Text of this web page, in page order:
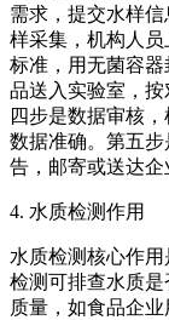
需求，提交水样
样采集，机构人
标准，用无菌容
品送入实验室，
四步是数据审核
数据准确。第五
告，邮寄或送达企
4. 水质检测作用
水质检测核心作
检测可排查水质
质量，如食品企